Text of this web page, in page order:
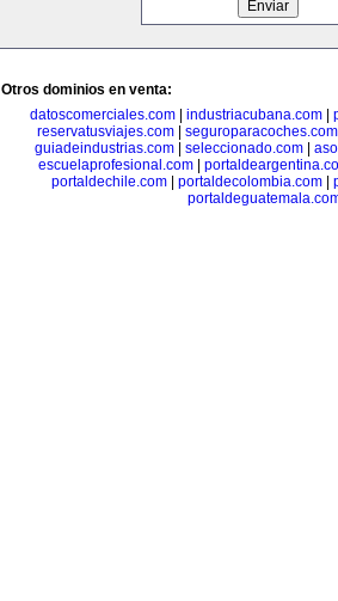
Otros dominios en venta:
datoscomerciales.com| industriacubana.com|
reservatusviajes.com| seguroparacoches.com
guiadeindustrias.com
seleccionado.com
escuelaprofesional.com
portaldechile.com
portaldecolombia.com